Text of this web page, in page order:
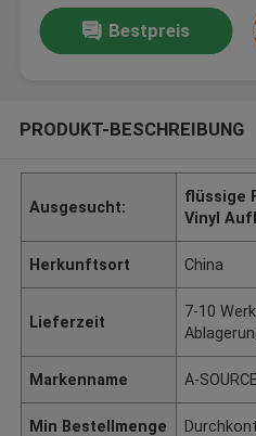
Bestpreis
PRODUKT-BESCHREIBUNG
Ausgesucht:
flüssige
Vinyl
Herkunftsort China
Lieferzeit
7-10
Markenname A-SOURCE
Min Bestellmenge